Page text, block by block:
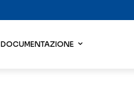
DOCUMENTAZIONE